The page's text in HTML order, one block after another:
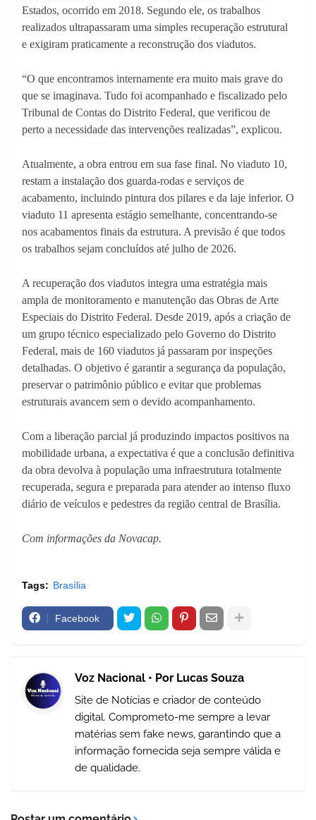
Estados, ocorrido em 2018. Segundo ele, os trabalhos
realizados ultrapassaram uma simples recuperação estrutural
e exigiram praticamente a reconstrução dos viadutos.
“O que encontramos internamente era muito mais grave do
que se imaginava. Tudo foi acompanhado e fiscalizado pelo
Tribunal de Contas do Distrito Federal, que verificou de
perto a necessidade das intervenções realizadas”, explicou.
Atualmente, a obra entrou em sua fase final. No viaduto 10,
restam a instalação dos guarda-rodas e serviços de
acabamento, incluindo pintura dos pilares e da laje inferior. O
viaduto 11 apresenta estágio semelhante, concentrando-se
nos acabamentos finais da estrutura. A previsão é que todos
os trabalhos sejam concluídos até julho de 2026.
A recuperação dos viadutos integra uma estratégia mais
ampla de monitoramento e manutenção das Obras de Arte
Especiais do Distrito Federal. Desde 2019, após a criação de
um grupo técnico especializado pelo Governo do Distrito
Federal, mais de 160 viadutos já passaram por inspeções
detalhadas. O objetivo é garantir a segurança da população,
preservar o patrimônio público e evitar que problemas
estruturais avancem sem o devido acompanhamento.
Com a liberação parcial já produzindo impactos positivos na
mobilidade urbana, a expectativa é que a conclusão definitiva
da obra devolva à população uma infraestrutura totalmente
recuperada, segura e preparada para atender ao intenso fluxo
diário de veículos e pedestres da região central de Brasília.
Com informações da Novacap.
Tags: Brasília
Facebook
Voz Nacional • Por Lucas Souza
Site de Notícias e criador de conteúdo
digital. Comprometo-me sempre a levar
matérias sem fake news, garantindo que a
informação fornecida seja sempre válida e
de qualidade.